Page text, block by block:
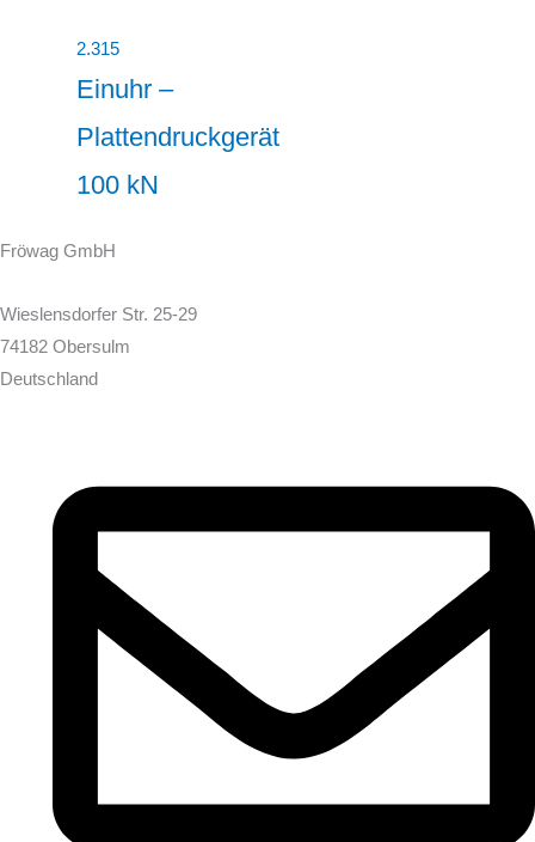
2.315
Einuhr –
Plattendruckgerät
100 kN
Fröwag GmbH
Wieslensdorfer Str. 25-29
74182 Obersulm
Deutschland